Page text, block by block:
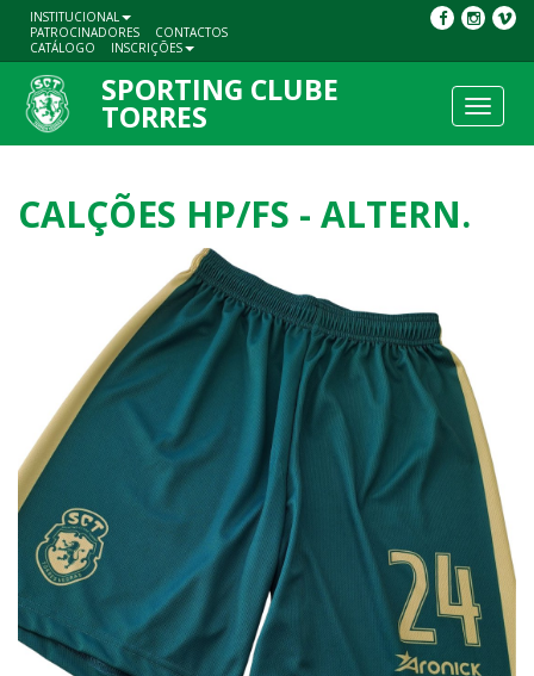
INSTITUCIONAL
PATROCINADORES
CONTACTOS
CATÁLOGO
INSCRIÇÕES
Toggle
SPORTING CLUBE
TORRES
CALÇÕES HP/FS - ALTERN.